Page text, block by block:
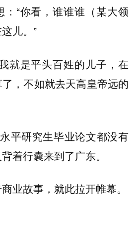
：“你看，谁谁谁（某大领
儿。”
就是平头百姓的儿子，在
，不如就去天高皇帝远的
平研究生毕业论文都没有
着行囊来到了广东。
业故事，就此拉开帷幕。